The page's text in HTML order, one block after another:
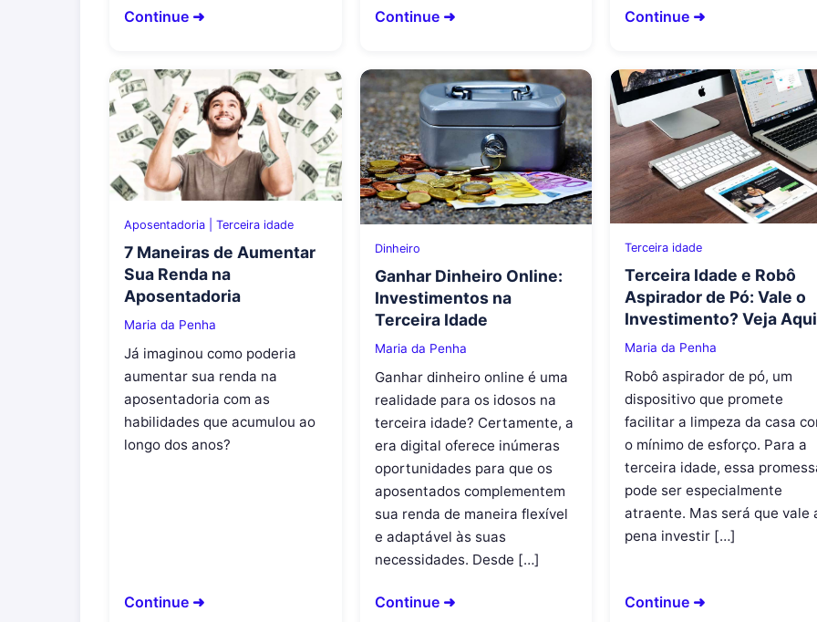
Continue ➜ Continue ➜ Continue ➜
Aposentadoria Terceira idade
7 Maneiras de Aumentar
Sua Renda na
Aposentadoria
Maria da Penha
Já imaginou como poderia
aumentar sua renda na
aposentadoria com as
habilidades que acumulou ao
longo dos anos?
Continue ➜
Dinheiro
Ganhar Dinheiro Online:
Investimentos na
Terceira Idade
Maria da Penha
Ganhar dinheiro online é uma
realidade para os idosos na
terceira idade? Certamente, a
era digital oferece inúmeras
oportunidades para que os
aposentados complementem
sua renda de maneira flexível
e adaptável às suas
necessidades. Desde […]
Continue ➜
Terceira idade
Terceira Idade e Robô
Aspirador de Pó: Vale o
Investimento? Veja
Maria da Penha
Robô aspirador de pó, um
dispositivo que promete
facilitar a limpeza da casa
o mínimo de esforço. Para a
terceira idade, essa
pode ser especialmente
atraente. Mas será que vale
pena investir […]
Continue ➜